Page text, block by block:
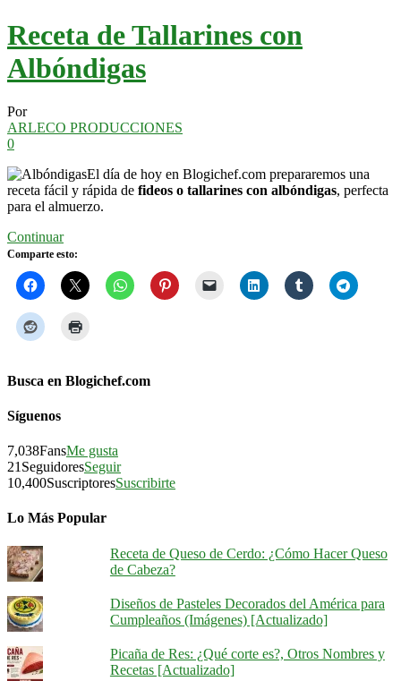
Receta de Tallarines con
Albóndigas
Por
ARLECO PRODUCCIONES
0
El día de hoy en Blogichef.com prepararemos una
receta fácil y rápida de fideos o tallarines con albóndigas, perfecta
para el almuerzo.
Continuar
Comparte esto:
Busca en Blogichef.com
Síguenos
7,038FansMe gusta
21 SeguidoresSeguir
10,400SuscriptoresSuscribirte
Lo Más Popular
Receta de Queso de Cerdo: ¿Cómo Hacer Queso
de Cabeza?
Diseños de Pasteles Decorados del América para
Cumpleaños (Imágenes) [Actualizado]
Picaña de Res: ¿Qué corte es?, Otros Nombres y
Recetas [Actualizado]